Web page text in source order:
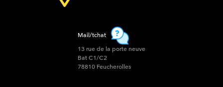
Mail/tchat
13 rue de la porte neuve
Bat C1/C2
78810 Feucherolles